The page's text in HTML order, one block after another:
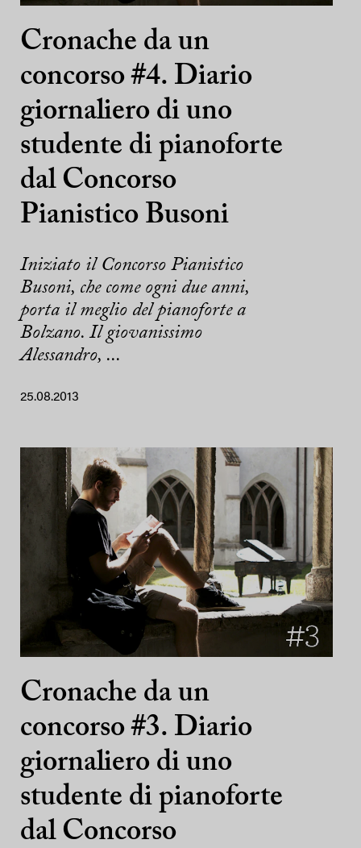
Cronache da un
concorso #4. Diario
giornaliero di uno
studente di pianoforte
dal Concorso
Pianistico Busoni
Iniziato il Concorso Pianistico
Busoni, che come ogni due anni,
porta il meglio del pianoforte a
Bolzano. Il giovanissimo
Alessandro, ...
25.08.2013
Cronache da un
concorso #3. Diario
giornaliero di uno
studente di pianoforte
dal Concorso